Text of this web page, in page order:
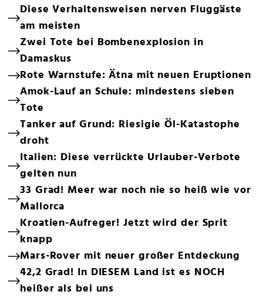
Diese Verhaltensweisen nerven Fluggäste
am meisten
Zwei Tote bei Bombenexplosion in
Damaskus
Rote Warnstufe: Ätna mit neuen Eruptionen
Amok-Lauf an Schule: mindestens sieben
Tote
Tanker auf Grund: Riesigie Öl-Katastophe
droht
Italien: Diese verrückte Urlauber-Verbote
gelten nun
33 Grad! Meer war noch nie so heiß wie vor
Mallorca
Kroatien-Aufreger! Jetzt wird der Sprit
knapp
Mars-Rover mit neuer großer Entdeckung
42,2 Grad! In DIESEM Land ist es NOCH
heißer als bei uns